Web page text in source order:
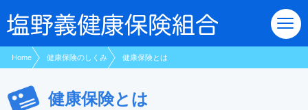
Home 健康保険のしくみ 健康保険とは
健康保険とは